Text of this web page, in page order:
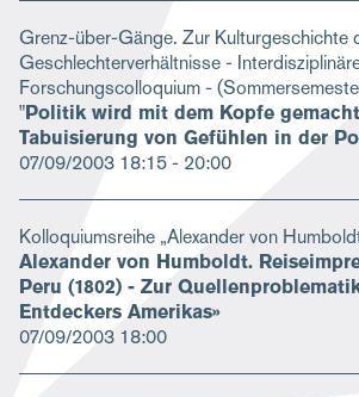
Grenz-über-Gänge. Zur Kulturgeschichte
Geschlechterverhältnisse -
Forschungscolloquium -
"Politik wird mit dem Kopfe
Tabuisierung von Gefühlen in der
07/09/2003 18:15 - 20:00
Kolloquiumsreihe „Alexander von
Alexander von Humboldt.
Peru (1802) - Zur
Entdeckers Amerikas»
07/09/2003 18:00